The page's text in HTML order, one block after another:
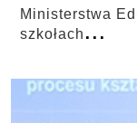
Ministerstwa
szkołach...